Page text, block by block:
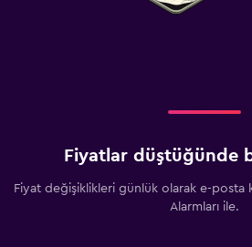
Fiyatlar düştüğünde
Fiyat değişiklikleri günlük olarak e-posta
Alarmları ile.